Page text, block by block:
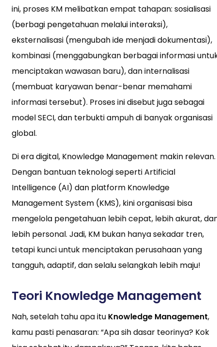
ini, proses KM melibatkan empat tahapan: sosialisasi
(berbagi pengetahuan melalui interaksi),
eksternalisasi (mengubah ide menjadi dokumentasi),
kombinasi (menggabungkan berbagai informasi
menciptakan wawasan baru), dan internalisasi
(membuat karyawan benar-benar memahami
informasi tersebut). Proses ini disebut juga sebagai
model SECI, dan terbukti ampuh di banyak organisasi
global.
Di era digital, Knowledge Management makin relevan.
Dengan bantuan teknologi seperti Artificial
Intelligence (AI) dan platform Knowledge
Management System (KMS), kini organisasi bisa
mengelola pengetahuan lebih cepat, lebih akurat,
lebih personal. Jadi, KM bukan hanya sekadar tren,
tetapi kunci untuk menciptakan perusahaan yang
tangguh, adaptif, dan selalu selangkah lebih maju!
Teori Knowledge Management
Nah, setelah tahu apa itu Knowledge Management,
kamu pasti penasaran: “Apa sih dasar teorinya? Kok